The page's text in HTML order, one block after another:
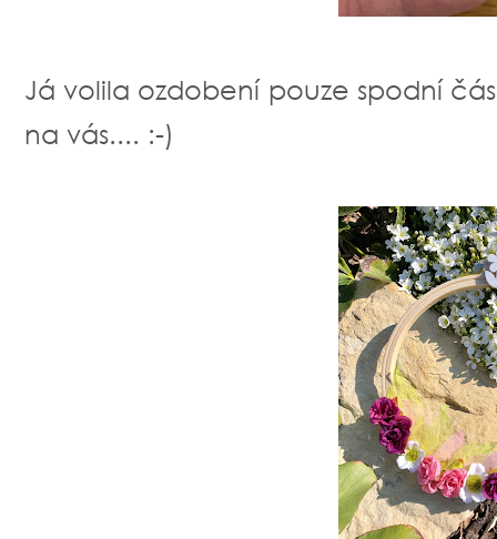
Já volila ozdobení pouze spodní
na vás.... :-)